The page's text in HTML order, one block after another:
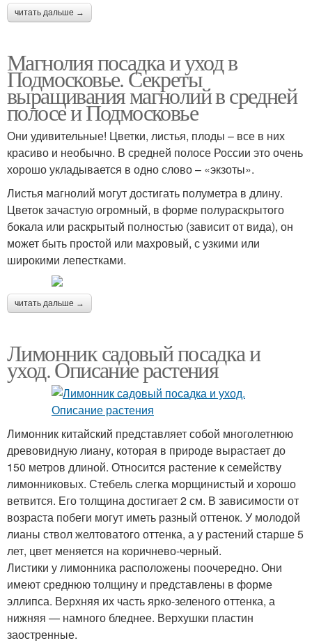
читать дальше →
Магнолия посадка и уход в
Подмосковье. Секреты
выращивания магнолий в средней
полосе и Подмосковье
Они удивительные! Цветки, листья, плоды – все в них
красиво и необычно. В средней полосе России это очень
хорошо укладывается в одно слово – «экзоты».
Листья магнолий могут достигать полуметра в длину.
Цветок зачастую огромный, в форме полураскрытого
бокала или раскрытый полностью (зависит от вида), он
может быть простой или махровый, с узкими или
широкими лепестками.
читать дальше →
Лимонник садовый посадка и
уход. Описание растения
Лимонник китайский представляет собой многолетнюю
древовидную лиану, которая в природе вырастает до
150 метров длиной. Относится растение к семейству
лимонниковых. Стебель слегка морщинистый и хорошо
ветвится. Его толщина достигает 2 см. В зависимости от
возраста побеги могут иметь разный оттенок. У молодой
лианы ствол желтоватого оттенка, а у растений старше 5
лет, цвет меняется на коричнево-черный.
Листики у лимонника расположены поочередно. Они
имеют среднюю толщину и представлены в форме
эллипса. Верхняя их часть ярко-зеленого оттенка, а
нижняя — намного бледнее. Верхушки пластин
заостренные.